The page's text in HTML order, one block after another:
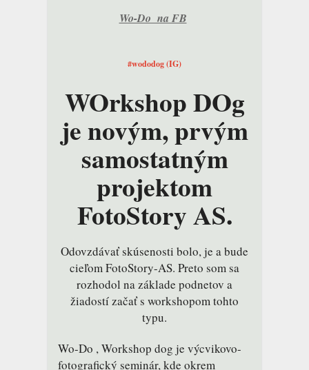
Wo-Do na FB
#wododog (IG)
WOrkshop DOg
je novým, prvým
samostatným
projektom
FotoStory AS.
Odovzdávať skúsenosti bolo, je a bude
cieľom FotoStory-AS. Preto som sa
rozhodol na základe podnetov a
žiadostí začať s workshopom tohto
typu.
Wo-Do , Workshop dog je výcvikovo-
fotografický seminár, kde okrem